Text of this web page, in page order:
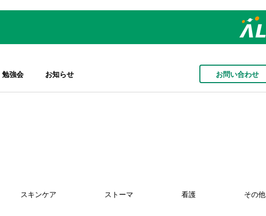
勉強会 お知らせ お問い合わせ
スキンケア ストーマ 看護 その他